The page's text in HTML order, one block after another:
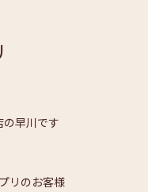
の早川です
リのお客様